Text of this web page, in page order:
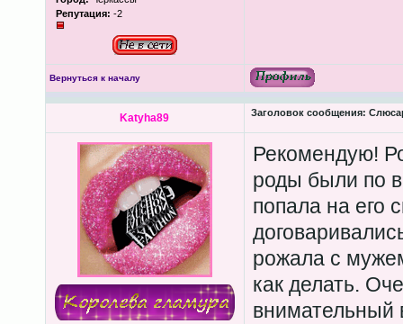
Репутация: -2
Вернуться к началу
Katyha89 Заголовок сообщения:
Рекомендую!
роды были по
попала на его
рожала с
как делать.
внимательный